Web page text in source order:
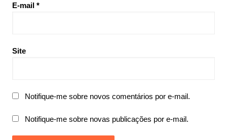
E-mail *
Site
Notifique-me sobre novos comentários por e-mail.
Notifique-me sobre novas publicações por e-mail.